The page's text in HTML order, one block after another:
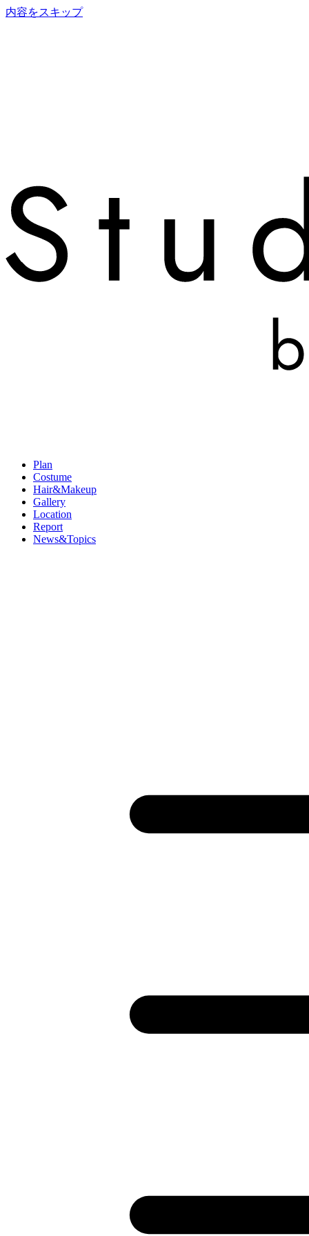
内容をスキップ
Plan
Costume
Hair&Makeup
Gallery
Location
Report
News&Topics